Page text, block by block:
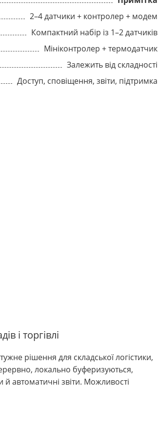
2–4 датчики + контролер + модем
Компактний набір із 1–2 датчиків
Мініконтролер + термодатчик
Залежить від складності
Доступ, сповіщення, звіти, підтримка
і торгівлі
рішення для складської логістики,
локально буферизуються,
автоматичні звіти. Можливості